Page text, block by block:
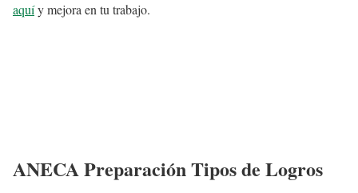
aquíy mejora en tu trabajo.
ANECA Preparación Tipos de Logros